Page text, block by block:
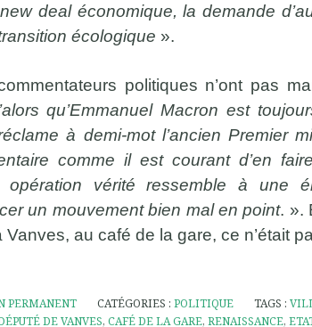
new deal économique, la demande
écologique ».
politiques n’ont pas
qu’Emmanuel Macron est
à demi-mot l’ancien Premier
comme il est courant d’en
opération vérité ressemble à une
un mouvement bien mal en point. ».
Vanves, au café de la gare, ce n’était
PERMANENT CATÉGORIES :POLITIQUE TAGS :
DE VANVES, CAFÉ DE LA GARE, RENAISSANCE,